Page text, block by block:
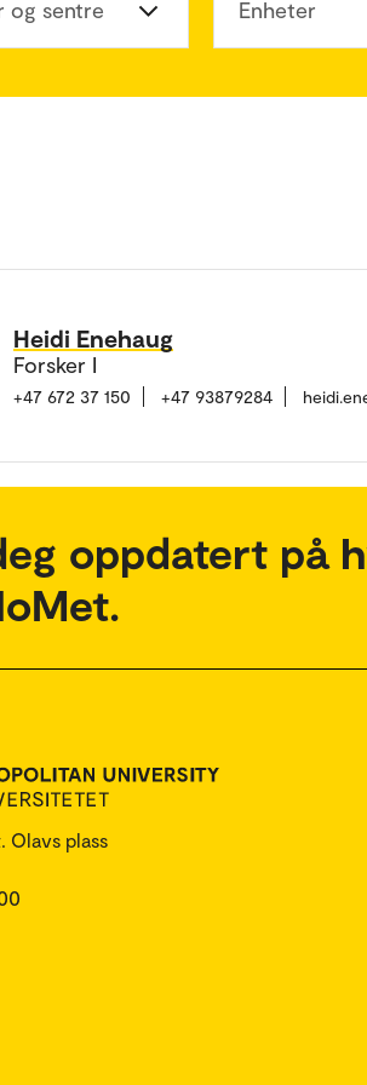
og sentre Enheter
Heidi Enehaug
Forsker I
+47 672 37 150 +47 93879284
oppdatert på
Olavs plass